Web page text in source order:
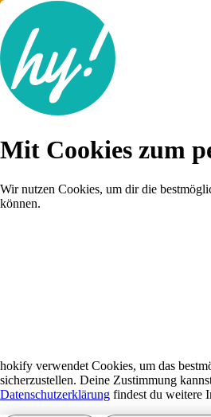
Lebenslauf
Karriere-Tipps
J
Mit Cookies zum
Wir nutzen Cookies, um dir die
können.
hokify verwendet Cookies, um das
sicherzustellen. Deine Zustimmung
Datenschutzerklärung findest du weitere